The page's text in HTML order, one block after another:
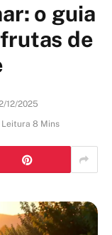
o guia
de
12/2025
Leitura 8 Mins